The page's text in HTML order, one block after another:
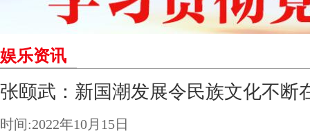
娱乐资讯
张颐武：新国潮发展令民族文化不断
时间:2022年10月15日